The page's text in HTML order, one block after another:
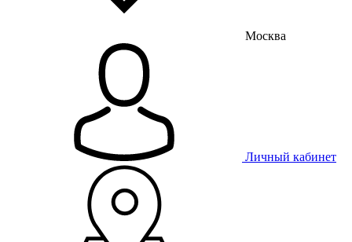
Москва
Личный кабинет